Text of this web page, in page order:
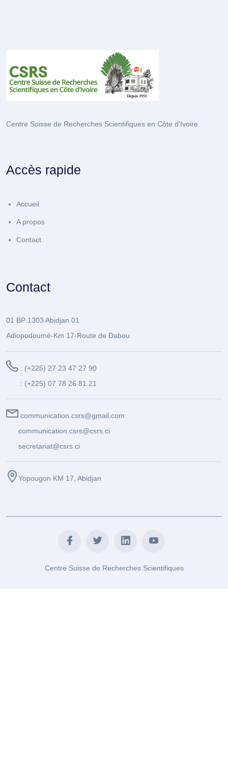
Centre Suisse de Recherches Scientifiques en Côte d'Ivoire.
Accès rapide
Accueil
A propos
Contact
Contact
01 BP 1303 Abidjan 01
Adiopodoumé-Km 17-Route de Dabou
: (+225) 27 23 47 27 90
: (+225) 07 78 26 81 21
communication.csrs@gmail.com
communication.csrs@csrs.ci
secretariat@csrs.ci
Yopougon KM 17, Abidjan
Centre Suisse de Recherches Scientifiques